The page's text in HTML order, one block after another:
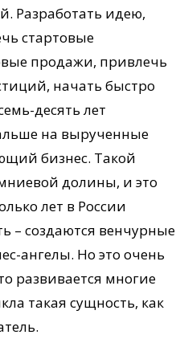
Разработать идею,
стартовые
продажи, привлечь
начать быстро
десять лет
на вырученные
бизнес. Такой
долины, и это
лет в России
– создаются венчурные
ангелы. Но это очень
развивается многие
такая сущность, как